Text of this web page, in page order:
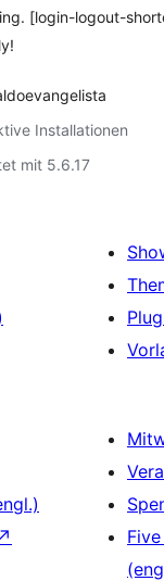
[login-logout-
Installationen
mit 5.6.17
↗